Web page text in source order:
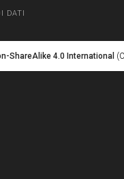
DATI
ShareAlike 4.0 International